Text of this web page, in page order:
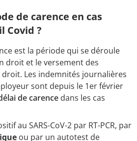
de carence en cas
Covid ?
est la période qui se déroule
droit et le versement des
Les indemnités journalières
sont depuis le 1er février
de carence dans les cas
au SARS-CoV-2 par RT-PCR, par
ou par un autotest de